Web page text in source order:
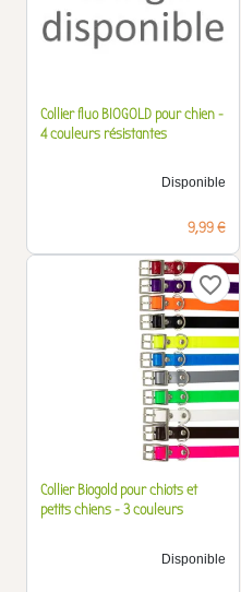
Collier fluo BIOGOLD pour chien -
4 couleurs résistantes
Disponible
Prix
9,99 €
favorite_border
Collier Biogold pour chiots et
petits chiens - 3 couleurs
Disponible